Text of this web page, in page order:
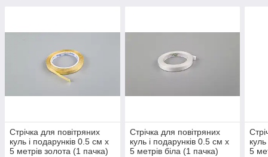
Стрічка для повітряних
куль і подарунків 0.5 см х
5 метрів золота (1 пачка)
Стрічка для повітряних
куль і подарунків 0.5 см х
5 метрів біла (1 пачка)
5